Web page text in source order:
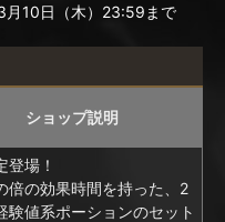
10日（木）23:59まで
ショップ説明
登場！
倍の効果時間を持った、2
験値系ポーションのセット